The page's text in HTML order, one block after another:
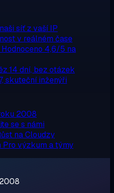
síť z vaší IP
v reálném čase
Hodnoceno 4,6/5 na
14 dní, bez otázek
skuteční inženýři
2008
se s námi
na Cloudzy
Pro výzkum a týmy